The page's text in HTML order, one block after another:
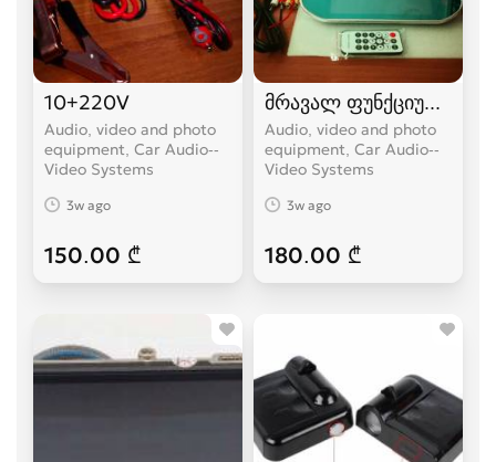
10+220V
Audio, video and photo
equipment, Car Audio--
Video Systems
3w ago
150.00 ₾
მრავალ ფუნქციური
Audio, video and photo
equipment, Car Audio--
Video Systems
3w ago
180.00 ₾